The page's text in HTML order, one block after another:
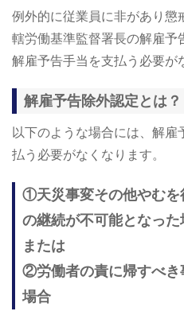
例外的に従業員に非があり懲
轄労働基準監督署長の解雇予
解雇予告手当を支払う必要が
解雇予告除外認定とは？
以下のような場合には、解
払う必要がなくなります。
①天災事変その他やむを
の継続が不可能となった
または
②労働者の責に帰すべき
場合